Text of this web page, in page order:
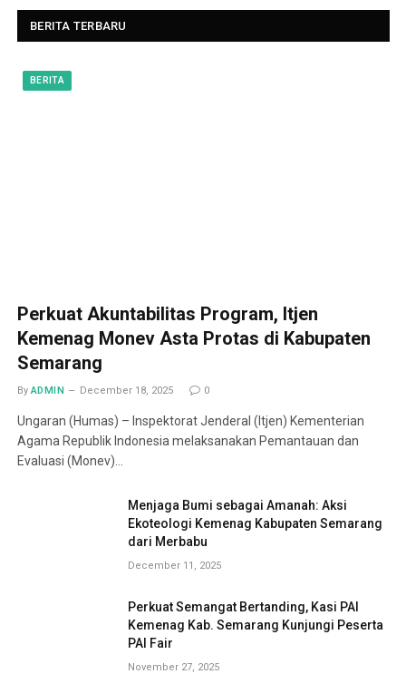
BERITA TERBARU
BERITA
Perkuat Akuntabilitas Program, Itjen
Kemenag Monev Asta Protas di Kabupaten
Semarang
By ADMIN December 18, 2025 0
Ungaran (Humas) – Inspektorat Jenderal (Itjen) Kementerian
Agama Republik Indonesia melaksanakan Pemantauan dan
Evaluasi (Monev)…
Menjaga Bumi sebagai Amanah: Aksi
Ekoteologi Kemenag Kabupaten Semarang
dari Merbabu
December 11, 2025
Perkuat Semangat Bertanding, Kasi PAI
Kemenag Kab. Semarang Kunjungi Peserta
PAI Fair
November 27, 2025